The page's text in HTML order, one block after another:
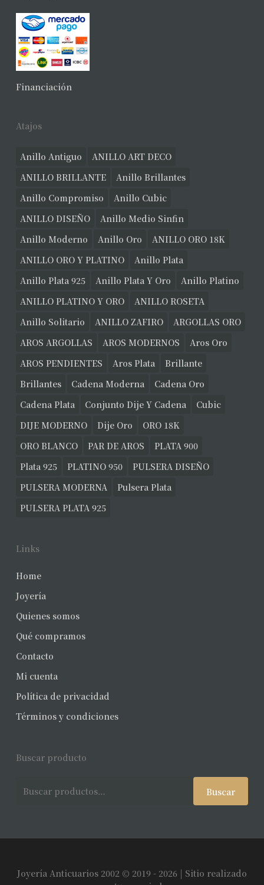
Financiación
Atajos
Anillo Antiguo
ANILLO ART DECO
ANILLO BRILLANTE
Anillo Brillantes
Anillo Compromiso
Anillo Cubic
ANILLO DISEÑO
Anillo Medio Sinfin
Anillo Moderno
Anillo Oro
ANILLO ORO 18K
ANILLO ORO Y PLATINO
Anillo Plata
Anillo Plata 925
Anillo Plata Y Oro
Anillo Platino
ANILLO PLATINO Y ORO
ANILLO ROSETA
Anillo Solitario
ANILLO ZAFIRO
ARGOLLAS ORO
AROS ARGOLLAS
AROS MODERNOS
Aros Oro
AROS PENDIENTES
Aros Plata
Brillante
Brillantes
Cadena Moderna
Cadena Oro
Cadena Plata
Conjunto Dije Y Cadena
Cubic
DIJE MODERNO
Dije Oro
ORO 18K
ORO BLANCO
PAR DE AROS
PLATA 900
Plata 925
PLATINO 950
PULSERA DISEÑO
PULSERA MODERNA
Pulsera Plata
PULSERA PLATA 925
Links
Home
Joyería
Quienes somos
Qué compramos
Contacto
Mi cuenta
Política de privacidad
Términos y condiciones
Buscar producto
Buscar
Joyería Anticuarios 2002 © 2019 - 2026 | Sitio realizado